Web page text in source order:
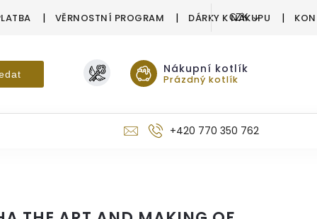
VĚRNOSTNÍ PROGRAM DÁRKY K NÁKUPU
CZK
Nákupní kotlík
Prázdný kotlík
+420 770 350 762